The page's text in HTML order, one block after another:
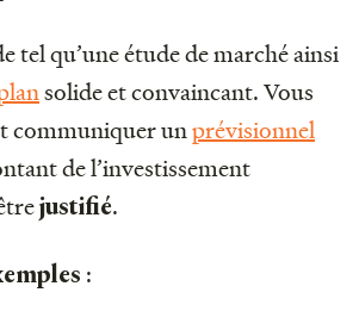
tel qu’une étude de marché ainsi
solide et convaincant. Vous
communiquer unprévisionnel
de l’investissement
justifié.
: